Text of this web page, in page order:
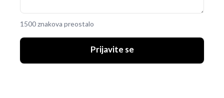
1500 znakova preostalo
Prijavite se